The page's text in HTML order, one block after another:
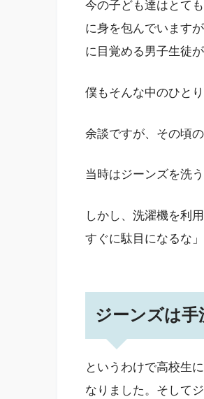
今の子ども達はとて
に身を包んでいます
に目覚める男子生徒
僕もそんな中のひとり
余談ですが、その頃
当時はジーンズを洗
しかし、洗濯機を利
すぐに駄目になるな
ジーンズは
というわけで高校生
なりました。そして